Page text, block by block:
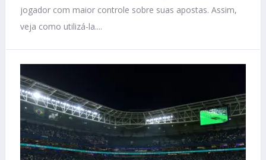
jogador com maior controle sobre suas apostas. Assim,
veja como utilizá-la....